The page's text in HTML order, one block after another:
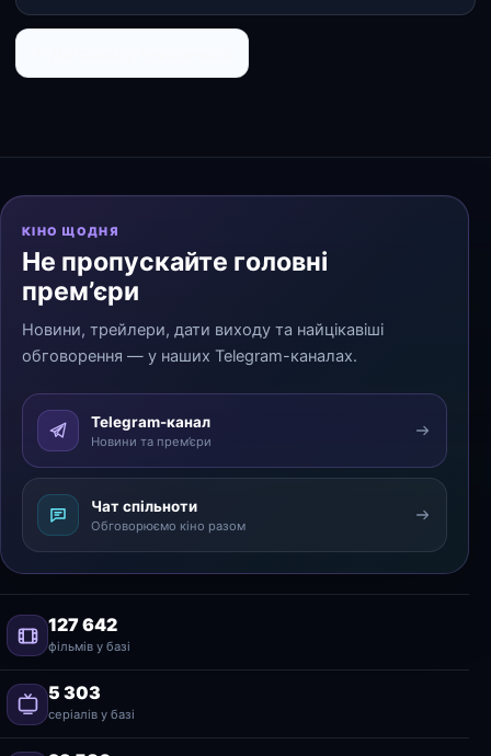
КІНО ЩОДНЯ
Не пропускайте головні
прем’єри
Новини, трейлери, дати виходу та найцікавіші
обговорення — у наших Telegram-каналах.
Telegram-канал
Новини та прем’єри
Чат спільноти
Обговорюємо кіно разом
127 642
фільмів у базі
5 303
серіалів у базі